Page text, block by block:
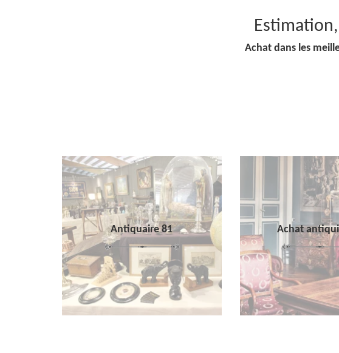
Achat dans les
Antiquaire 81 Achat